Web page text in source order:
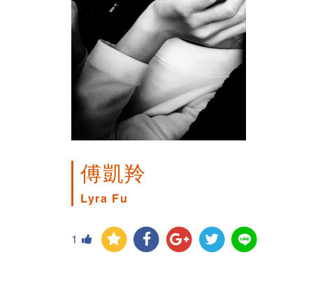
傅凱羚
Lyra Fu
1